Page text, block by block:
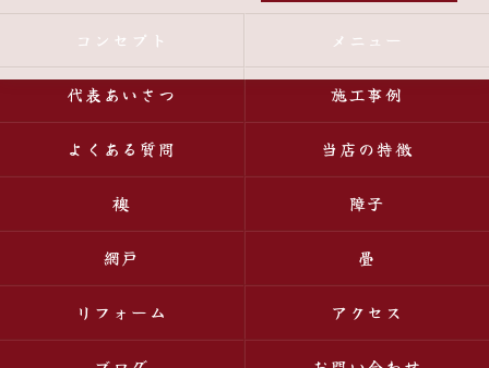
コンセプト メニュー
代表あいさつ 施工事例
よくある質問 当店の特徴
襖 障子
網戸 畳
リフォーム アクセス